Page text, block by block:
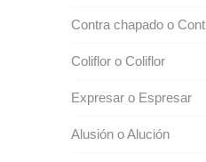
Contra chapado o
Coliflor o Coliflor
Expresar o Espresar
Alusión o Alución